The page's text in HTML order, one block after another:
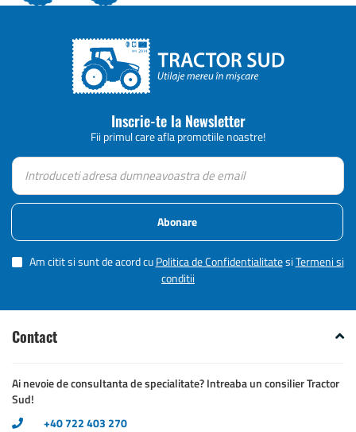
Inscrie-te la Newsletter
Fii primul care afla promotiile noastre!
Abonare
Am citit si sunt de acord cuPolitica de ConfidentialitatesiTermeni si
conditii
Contact
Ai nevoie de consultanta de specialitate? Intreaba un consilier Tractor
Sud!
+40 722 403 270